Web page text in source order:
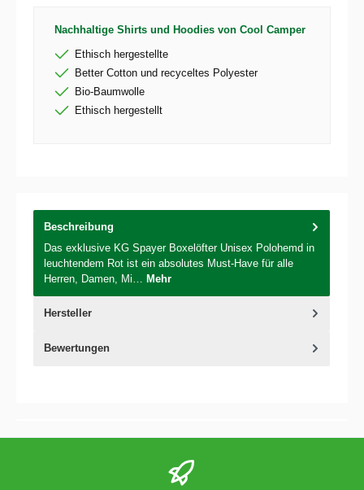
Nachhaltige Shirts und Hoodies von Cool Camper
Ethisch hergestellte
Better Cotton und recyceltes Polyester
Bio-Baumwolle
Ethisch hergestellt
Beschreibung
Das exklusive KG Spayer Boxelöfter Unisex Polohemd in
leuchtendem Rot ist ein absolutes Must-Have für alle
Herren, Damen, Mi… Mehr
Hersteller
Bewertungen